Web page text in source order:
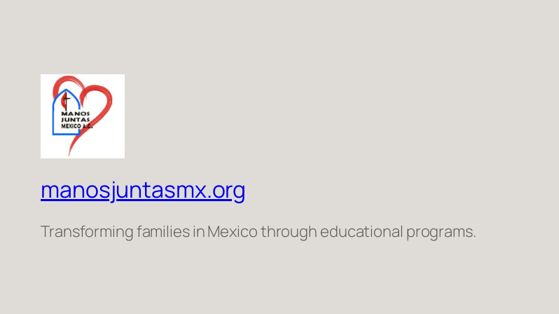
manosjuntasmx.org
Transforming families in Mexico through educational programs.